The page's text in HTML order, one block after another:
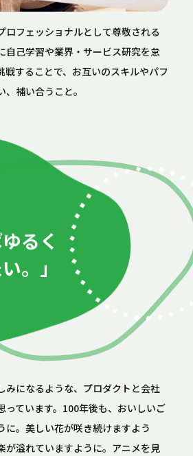
ロフェッショナルとして尊敬される
自己学習や業界・サービス研究を怠
戦することで、お互いのスキルやパフ
補い合うこと。
るく
。」
みになるような、プロダクトと会社
っています。100年後も、おいしいご
に。美しい花が咲き続けますよう
が溢れていますように。アニメを見